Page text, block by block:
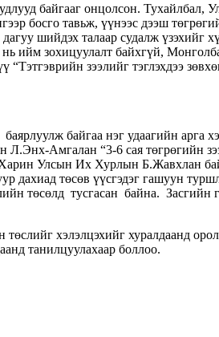
байгааг онцолсон.
босго тавьж, үүнээс дээш
дагуу шийдэх талаар судалж
ийм зохицуулалт байхгүй,
зээлийг тэглэхдээ
байгаа нэг удаагийн арга
Амгалан “3-6 сая төгрөгийн
Улсын Их Хурлын Б.Жавхлан
төсөв үүсгэдэг гашуун
төсөлд тусгасан байна. Засгийн
төслийг хэлэлцэхийг хуралдаанд
танилцуулахаар боллоо.